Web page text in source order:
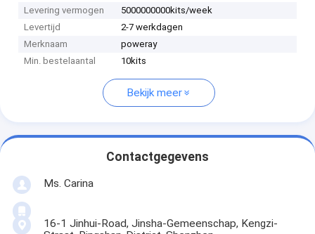
Levering vermogen
5000000000kits/week
Levertijd
2-7 werkdagen
Merknaam
poweray
Min. bestelaantal
10kits
Bekijk meer
Contactgegevens
Ms. Carina
16-1 Jinhui-Road, Jinsha-Gemeenschap, Kengzi-